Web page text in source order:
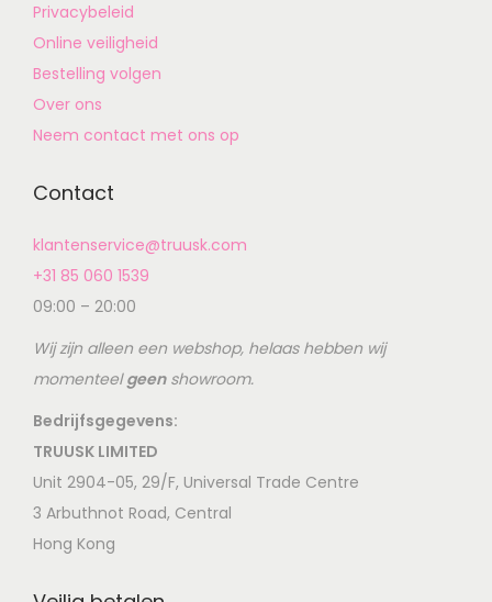
Privacybeleid
Online veiligheid
Bestelling volgen
Over ons
Neem contact met ons op
Contact
klantenservice@truusk.com
+31 85 060 1539
09:00 – 20:00
Wij zijn alleen een webshop, helaas hebben wij
momenteelgeenshowroom.
Bedrijfsgegevens:
TRUUSK LIMITED
Unit 2904-05, 29/F, Universal Trade Centre
3 Arbuthnot Road, Central
Hong Kong